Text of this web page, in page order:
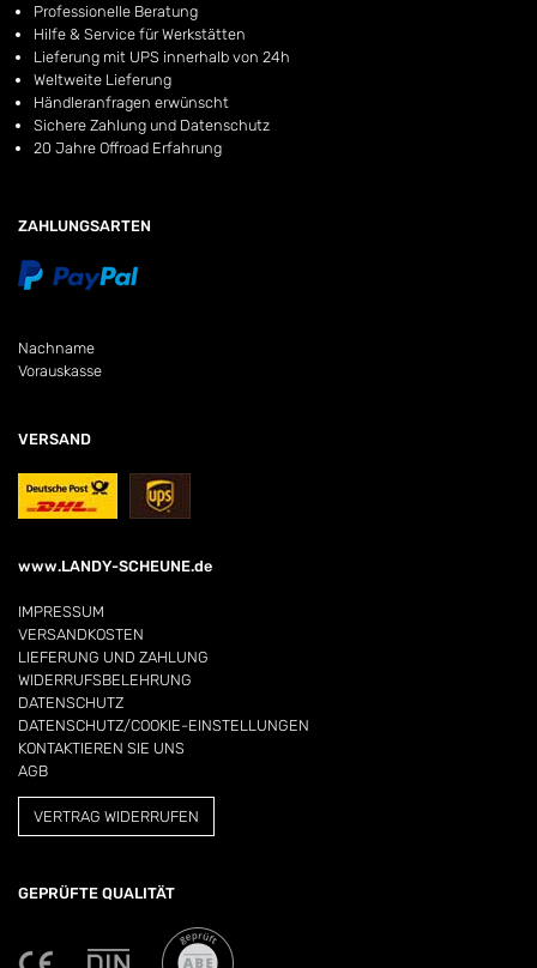
Professionelle Beratung
Hilfe & Service für Werkstätten
Lieferung mit UPS innerhalb von 24h
Weltweite Lieferung
Händleranfragen erwünscht
Sichere Zahlung und Datenschutz
20 Jahre Offroad Erfahrung
ZAHLUNGSARTEN
Nachname
Vorauskasse
VERSAND
www.LANDY-SCHEUNE.de
IMPRESSUM
VERSANDKOSTEN
LIEFERUNG UND ZAHLUNG
WIDERRUFSBELEHRUNG
DATENSCHUTZ
DATENSCHUTZ/COOKIE-EINSTELLUNGEN
KONTAKTIEREN SIE UNS
AGB
VERTRAG WIDERRUFEN
GEPRÜFTE QUALITÄT